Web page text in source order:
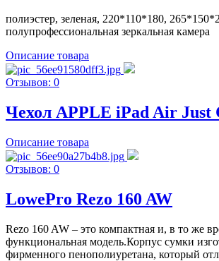
полиэстер, зеленая, 220*110*180,
полупрофессиональная зеркальная камера
Описание товара
Отзывов: 0
Чехол APPLE iPad Air Just
Описание товара
Отзывов: 0
LowePro Rezo 160 AW
Rezo 160 AW – это компактная и, в то же
функциональная модель.Корпус сумки
фирменного пенополиуретана, который